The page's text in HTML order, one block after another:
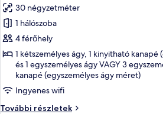
részletei
összes
képének
megtekintése:
Junior
lakosztály,
erkély,
kilátással
a
30 négyzetméter
1 hálószoba
4 férőhely
1 kétszemélyes ágy, 1 kinyitható
és 1 egyszemélyes ágy VAGY 3
kanapé (egyszemélyes ágy méret)
Ingyenes wifi
További részletek
Junior